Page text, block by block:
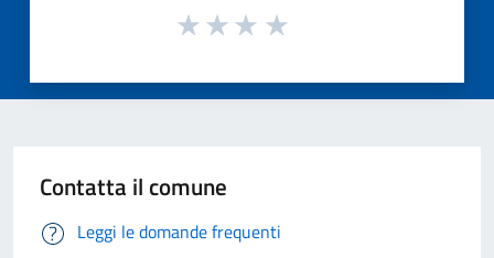
Contatta il comune
Leggi le domande frequenti